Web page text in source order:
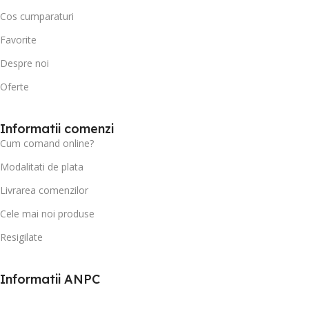
Cos cumparaturi
Favorite
Despre noi
Oferte
Informatii comenzi
Cum comand online?
Modalitati de plata
Livrarea comenzilor
Cele mai noi produse
Resigilate
Informatii ANPC